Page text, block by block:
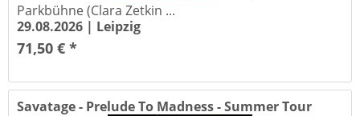
Parkbühne (Clara Zetkin ...
29.08.2026 | Leipzig
71,50 € *
Savatage - Prelude To Madness - Summer Tour